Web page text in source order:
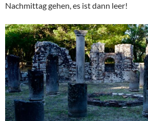
Nachmittag gehen, es ist dann leer!